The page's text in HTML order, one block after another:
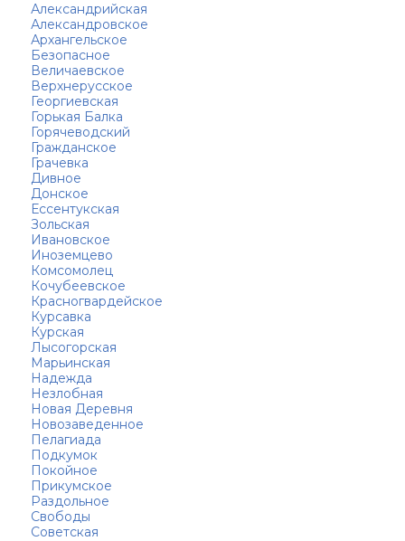
Александрийская
Александровское
Архангельское
Безопасное
Величаевское
Верхнерусское
Георгиевская
Горькая Балка
Горячеводский
Гражданское
Грачевка
Дивное
Донское
Ессентукская
Зольская
Ивановское
Иноземцево
Комсомолец
Кочубеевское
Красногвардейское
Курсавка
Курская
Лысогорская
Марьинская
Надежда
Незлобная
Новая Деревня
Новозаведенное
Пелагиада
Подкумок
Покойное
Прикумское
Раздольное
Свободы
Советская